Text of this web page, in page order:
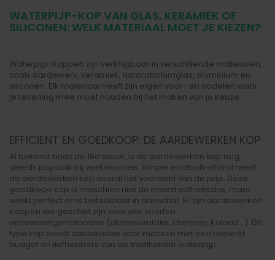
WATERPIJP-KOP VAN GLAS, KERAMIEK OF
SILICONEN: WELK MATERIAAL MOET JE KIEZEN?
Waterpijp-koppen zijn verkrijgbaar in verschillende materialen,
zoals aardewerk, keramiek, laboratoriumglas, aluminium en
siliconen. Elk materiaal heeft zijn eigen voor- en nadelen waar
je rekening mee moet houden bij het maken van je keuze.
EFFICIËNT EN GOEDKOOP: DE AARDEWERKEN KOP
Al bekend sinds de 18e eeuw, is de aardewerken kop nog
steeds populair bij veel mensen. Simpel en doeltreffend heeft
de aardewerken kop vooral het voordeel van de prijs. Deze
goedkope kop is misschien niet de meest esthetische, maar
werkt perfect en is betaalbaar in aanschaf. Er zijn aardewerken
koppen die geschikt zijn voor alle soorten
verwarmingsmethoden (aluminiumfolie, chimney, Kaloud...). Dit
type kop wordt aanbevolen voor mensen met een beperkt
budget en liefhebbers van de traditionele waterpijp.